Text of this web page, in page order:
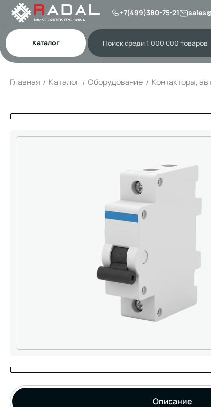
+7(499)380-75-21
Каталог
Главная Каталог Оборудование Контакторы,
Описание